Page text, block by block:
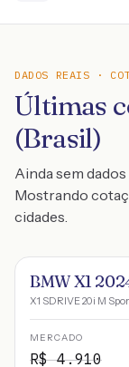
DADOS REAIS ·
Últimas
(Brasil)
Ainda sem
Mostrando
cidades.
BMW X1
X1 SDRIVE 20i M
MERCADO
R$4.910